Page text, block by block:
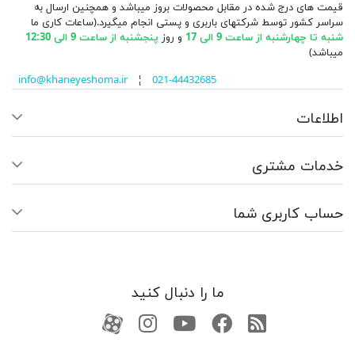
قیمت های درج شده در مقابل محصولات بروز میباشد و همچنین ارسال به
سراسر کشور توسط شرکتهای باربری و پستی انجام میگیرد.(ساعات کاری ما
شنبه تا چهارشنبه از ساعت 9 الی 17
و روز پنجشنبه از ساعت 9 الی 12:30
میباشد)
info@khaneyeshoma.ir¦ 021-44432685
اطلاعات
خدمات مشتری
حساب کاربری شما
ما را دنبال کنید
RSSفیسبوکیوتیوبکانال آپارات
کانال آپارات